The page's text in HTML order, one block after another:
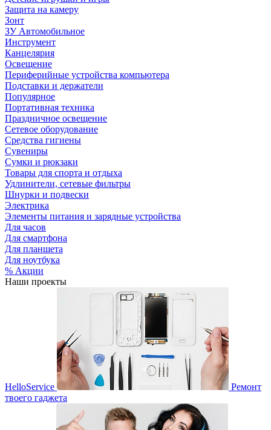
Защита на камеру
Зонт
ЗУ Автомобильное
Инструмент
Канцелярия
Освещение
Периферийные устройства компьютера
Подставки и держатели
Популярное
Портативная техника
Праздничное освещение
Сетевое оборудование
Средства гигиены
Сувениры
Сумки и рюкзаки
Товары для спорта и отдыха
Удлинители, сетевые фильтры
Шнурки и подвески
Электрика
Элементы питания и зарядные устройства
Для часов
Для смартфона
Для планшета
Для ноутбука
% Акции
Наши проекты
HelloService
Ремонт
твоего гаджета